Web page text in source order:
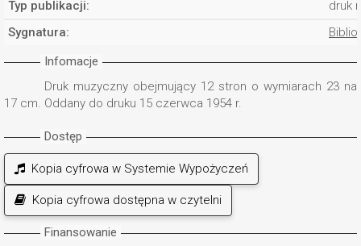
Typ publikacji:
druk
Sygnatura:
Infomacje
Druk muzyczny obejmujący 12 stron o wymiarach 23 na
17 cm. Oddany do druku 15 czerwca 1954 r.
Dostęp
Kopia cyfrowa w Systemie Wypożyczeń
Kopia cyfrowa dostępna w czytelni
Finansowanie